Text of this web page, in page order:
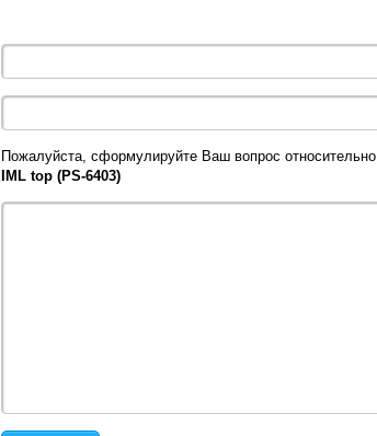
Пожалуйста, сформулируйте Ваш вопрос относительно
IML top (PS-6403)